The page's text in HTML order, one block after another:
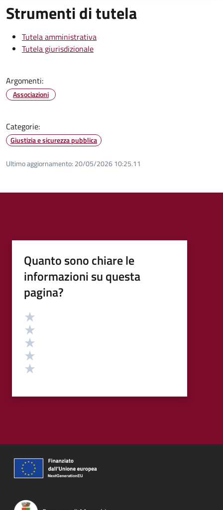
Strumenti di tutela
Tutela amministrativa
Tutela giurisdizionale
Argomenti:
Associazioni
Categorie:
Giustizia e sicurezza pubblica
Ultimo aggiornamento: 20/05/2026 10:25.11
Quanto sono chiare le
informazioni su questa
pagina?
Valutazione